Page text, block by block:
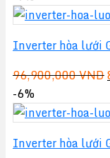
Inverter hòa lưới
96,900,000VND
-6%
Inverter hòa lưới